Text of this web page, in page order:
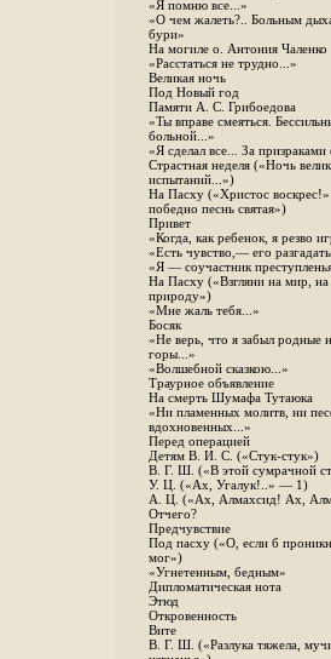
«Я помню все...»
«О чем жалеть?.. Больным
бури»
На могиле о. Антония Чаленко
«Расстаться не трудно...»
Великая ночь
Под Новый год
Памяти А. С. Грибоедова
«Ты вправе смеяться.
больной...»
«Я сделал все... За призраками
Страстная неделя («Ночь
испытаний...»)
На Пасху («Христос
победно песнь святая»)
Привет
«Когда, как ребенок, я резво
«Есть чувство,— его
«Я — соучастник
На Пасху («Взгляни на мир,
природу»)
«Мне жаль тебя...»
Босяк
«Не верь, что я забыл родные
горы...»
«Волшебной сказкою...»
Траурное объявление
На смерть Шумафа Тутаюка
«Ни пламенных молитв, ни
вдохновенных...»
Перед операцией
Детям В. И. С. («Стук-стук»)
В. Г. Ш. («В этой сумрачной
У. Ц. («Ах, Угалук!..» — 1)
А. Ц. («Ах, Алмахсид! Ах,
Отчего?
Предчувствие
Под пасху («О, если б
мог»)
«Угнетенным, бедным»
Дипломатическая нота
Этюд
Откровенность
Вите
B. Г. Ш. («Разлука тяжела,